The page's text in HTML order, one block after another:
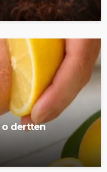
o dertten